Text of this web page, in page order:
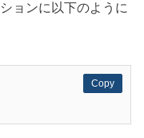
ョンに以下のように
Copy
Copy